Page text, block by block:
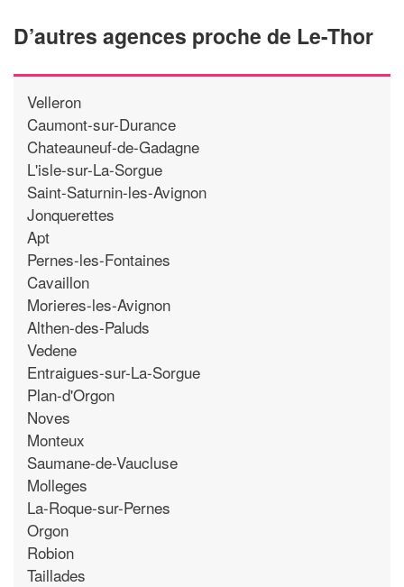
D’autres agences proche de Le-Thor
Velleron
Caumont-sur-Durance
Chateauneuf-de-Gadagne
L'isle-sur-La-Sorgue
Saint-Saturnin-les-Avignon
Jonquerettes
Apt
Pernes-les-Fontaines
Cavaillon
Morieres-les-Avignon
Althen-des-Paluds
Vedene
Entraigues-sur-La-Sorgue
Plan-d'Orgon
Noves
Monteux
Saumane-de-Vaucluse
Molleges
La-Roque-sur-Pernes
Orgon
Robion
Taillades